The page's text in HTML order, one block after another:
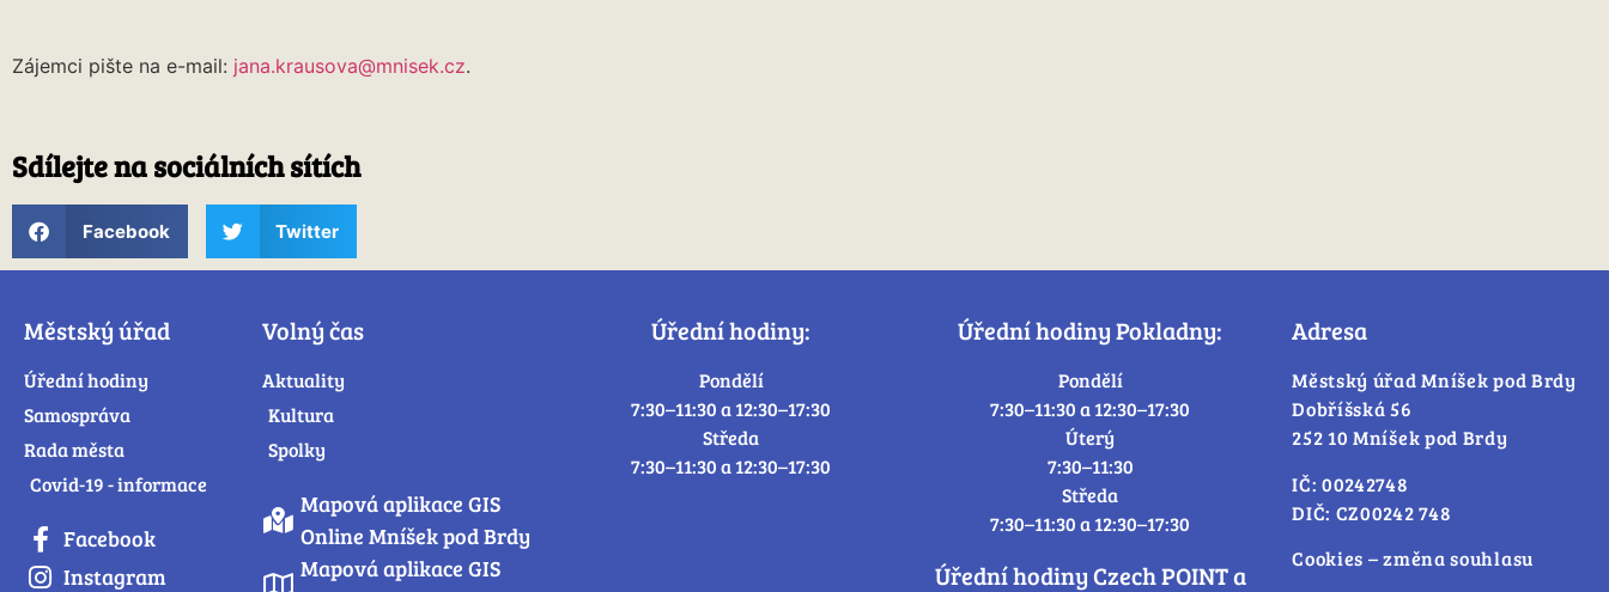
Zájemci pište na e-mail: jana.krausova@mnisek.cz.
Sdílejte na sociálních sítích
Facebook Twitter
Městský úřad
Úřední hodiny
Samospráva
Rada města
Covid-19 - informace
Facebook
Instagram
Volný čas
Aktuality
Kultura
Spolky
Mapová aplikace GIS
Online Mníšek pod Brdy
Mapová aplikace GIS
Úřední hodiny:
Pondělí
7:30–11:30 a 12:30–17:30
Středa
7:30–11:30 a 12:30–17:30
Úřední hodiny Pokladny:
Pondělí
7:30–11:30 a 12:30–17:30
Úterý
7:30–11:30
Středa
7:30–11:30 a 12:30–17:30
Úřední hodiny Czech POINT a
Adresa
Městský úřad Mníšek pod Brdy
Dobříšská 56
252 10 Mníšek pod Brdy
IČ: 00242748
DIČ: CZ00242 748
Cookies – změna souhlasu